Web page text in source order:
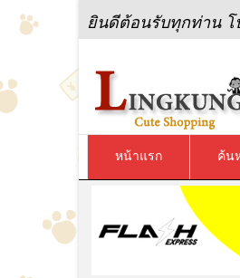
ยินดีต้อนรับทุกท่าน โ
หน้าแรก ค้น